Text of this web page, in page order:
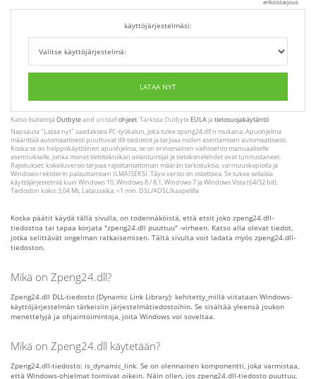
erikoistarjous
käyttöjärjestelmäsi:
LATAA NYT
Katso lisätietojaOutbyteand unistallohjeet. Tarkista Outbyte EULAjatietosuojakäytäntö
Napsauta"Lataa nyt" saadaksesi PC-työkalun, joka tulee zpeng24.dll n mukana. Apuohjelma
määrittää automaattisesti puuttuvat dll-tiedostot ja tarjoaa niiden asentamisen automaattisesti.
Koska se on helppokäyttöinen apuohjelma, se on erinomainen vaihtoehto manuaaliselle
asennukselle, jonka monet tietotekniikan asiantuntijat ja tietokonelehdet ovat tunnustaneet.
Rajoitukset: kokeiluversio tarjoaa rajoittamattoman määrän tarkistuksia, varmuuskopioita ja
Windows-rekisterin palauttamisen ILMAISEKSI. Täysi versio on ostettava. Se tukee sellaisia ​​
käyttöjärjestelmiä kuin Windows 10, Windows 8 / 8.1, Windows 7 ja Windows Vista (64/32 bit).
Tiedoston koko: 3,04 Mt, Latausaika: <1 min. DSL/ADSL/kaapelilla
Koska päätit käydä tällä sivulla, on todennäköistä, että etsit joko zpeng24.dll-
tiedostoa tai tapaa korjata "zpeng24.dll puuttuu" -virheen. Katso alla olevat tiedot,
jotka selittävät ongelman ratkaisemisen. Tältä sivulta voit ladata myös zpeng24.dll-
tiedoston.
Mikä on Zpeng24.dll?
Zpeng24.dll DLL-tiedosto (Dynamic Link Library): kehitetty_millä viitataan Windows-
käyttöjärjestelmän tärkeisiin järjestelmätiedostoihin. Se sisältää yleensä joukon
menettelyjä ja ohjaintoimintoja, joita Windows voi soveltaa.
Mikä on Zpeng24.dll käytetään?
Zpeng24.dll-tiedosto: is_dynamic_link. Se on olennainen komponentti, joka varmistaa,
että Windows-ohjelmat toimivat oikein. Näin ollen, jos zpeng24.dll-tiedosto puuttuu,